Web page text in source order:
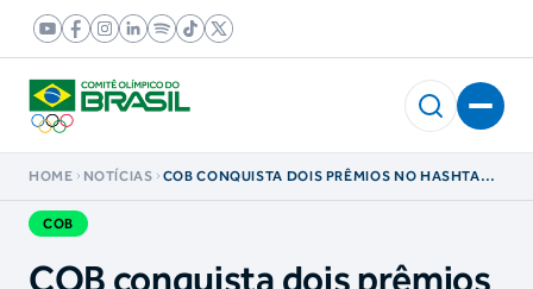
HOME NOTÍCIAS
COB CONQUISTA DOIS PRÊMIOS NO HASHTAG
COB
COB conquista dois prêmios